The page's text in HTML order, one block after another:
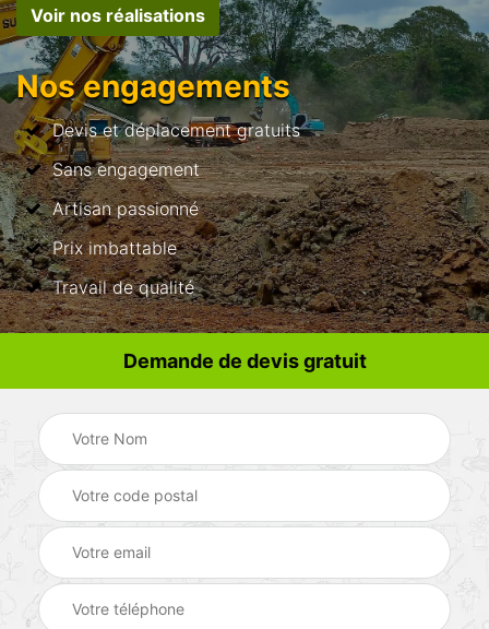
Voir nos réalisations
Nos engagements
Devis et déplacement gratuits
Sans engagement
Artisan passionné
Prix imbattable
Travail de qualité
Demande de devis gratuit